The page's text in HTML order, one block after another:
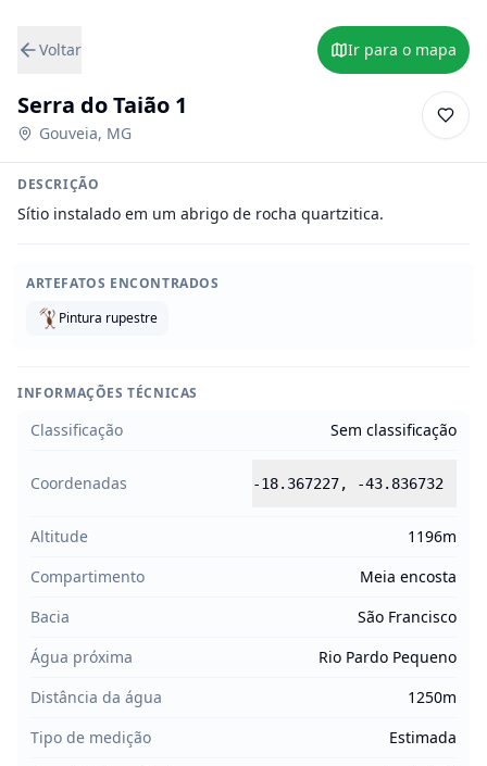
Voltar Ir para o mapa
Serra do Taião 1
Gouveia, MG
DESCRIÇÃO
Sítio instalado em um abrigo de rocha quartzitica.
ARTEFATOS ENCONTRADOS
Pintura rupestre
INFORMAÇÕES TÉCNICAS
Classificação Sem classificação
Coordenadas -18.367227, -43.836732
Altitude
1196m
Compartimento
Meia encosta
Bacia
São Francisco
Água próxima
Rio Pardo Pequeno
Distância da água
1250m
Tipo de medição
Estimada